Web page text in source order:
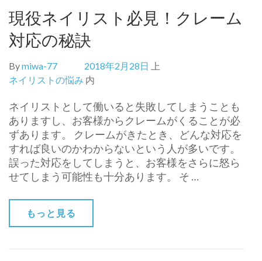
現役ネイリスト必見！クレーム
対応の秘訣
Bymiwa-77 2018年2月28日
上
ネイリストの悩み 内
ネイリストとして働いると失敗してしまうことも
ありますし、お客様からクレームがくることが必
ずあります。 クレームがきたとき、どんな対応を
すれば良いのかわからないという人が多いです。
誤った対応をしてしまうと、お客様をさらに怒ら
せてしまう可能性も十分あります。 そ …
もっと見る